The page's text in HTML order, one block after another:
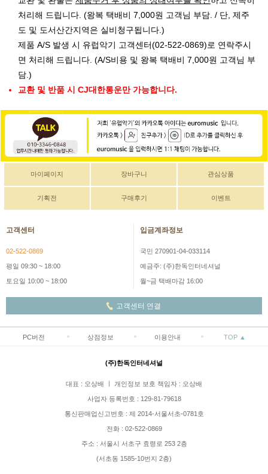
처리해 드립니다. (왕복 택배비 7,000원 고객님 부담. / 단, 제주
도 및 도서산간지역은 실비청구됩니다.)
제품 A/S 발생 시 유럽악기 고객센터(02-522-0869)로 연락주시
면 처리해 드립니다. (A/S비용 및 왕복 택배비 7,000원 고객님 부
담.)
교환 및 반품 시 CJ대한통운만 가능합니다.
마이페이지 장바구니 관심상품
기획전 구매후기 이벤트
고객센터
02-522-0869
평일 09:30 ~ 18:00
토요일 10:00 ~ 18:00
입금계좌정보
국민 270901-04-033114
예금주: (주)한독인터네셔널
월~금 택배마감 16:00
고객센터 연결
PC버전 상점정보 이용안내 TOP ▲
(주)한독인터네셔널
대표 : 오상배 ㅣ 개인정보 보호 책임자 : 오상배
사업자 등록번호 : 129-81-79618
통신판매업신고번호 : 제 2014-서울서초-0781호
전화 : 02-522-0869
주소 : 서울시 서초구 효령로 253 2층
(서초동 1585-10번지 2층)